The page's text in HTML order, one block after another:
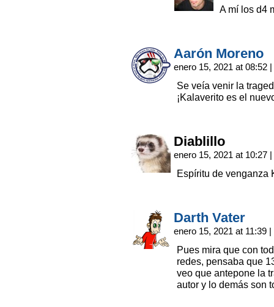
A mí los d4
Aarón Moreno
enero 15, 2021 at 08:52 |
Se veía venir la
¡Kalaverito es el
Diablillo
enero 15, 2021 at 10:27 |
Espíritu de
Darth Vater
enero 15, 2021 at 11:39 |
Pues mira que con
redes, pensaba que
veo que antepone la
autor y lo demás son